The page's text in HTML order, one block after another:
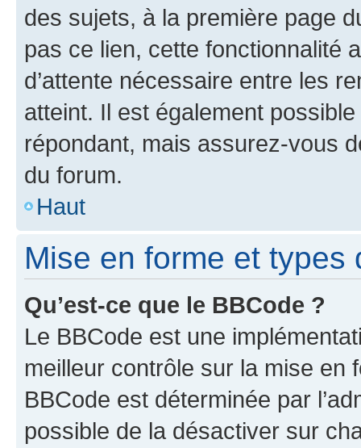
des sujets, à la première page
pas ce lien, cette fonctionnalité
d’attente nécessaire entre les
atteint. Il est également
répondant, mais assurez-vous
du forum.
Haut
Mise en forme et types
Qu’est-ce que le BBCode ?
Le BBCode est une
meilleur contrôle sur la mise en
BBCode est déterminée par
possible de la désactiver sur